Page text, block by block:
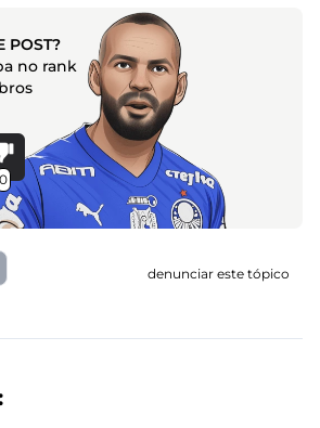
POST?
no rank
0
denunciar este tópico